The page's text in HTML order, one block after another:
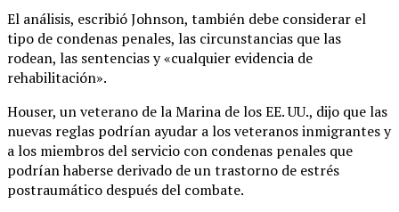
El análisis, escribió Johnson, también debe considerar el
tipo de condenas penales, las circunstancias que las
rodean, las sentencias y «cualquier evidencia de
rehabilitación».
Houser, un veterano de la Marina de los EE. UU., dijo que las
nuevas reglas podrían ayudar a los veteranos inmigrantes y
a los miembros del servicio con condenas penales que
podrían haberse derivado de un trastorno de estrés
postraumático después del combate.